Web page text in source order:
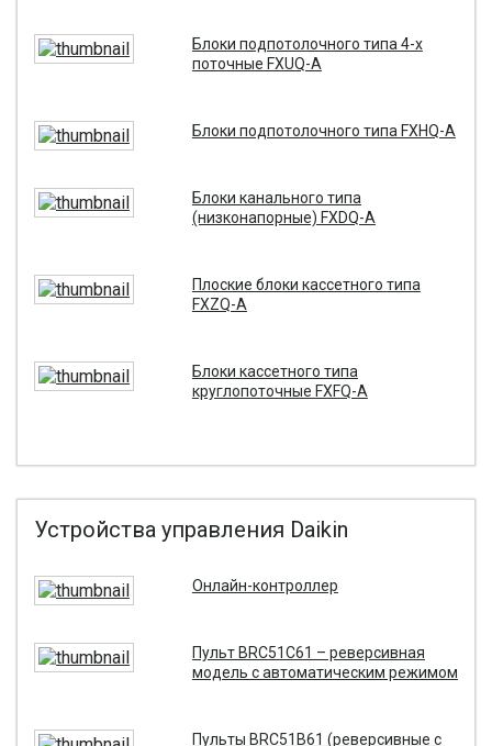
Блоки подпотолочного типа 4-х
поточные FXUQ-A
Блоки подпотолочного типа FXHQ-A
Блоки канального типа
(низконапорные) FXDQ-A
Плоские блоки кассетного типа
FXZQ-A
Блоки кассетного типа
круглопоточные FXFQ-A
Устройства управления Daikin
Онлайн-контроллер
Пульт BRC51C61 – реверсивная
модель с автоматическим режимом
Пульты BRC51B61 (реверсивные с